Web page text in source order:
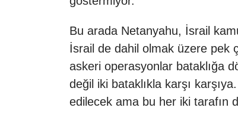
Bu arada Netanyahu, İsrail
İsrail de dahil olmak üzere pek
askeri operasyonlar bataklığa
değil iki bataklıkla karşı
edilecek ama bu her iki tarafın